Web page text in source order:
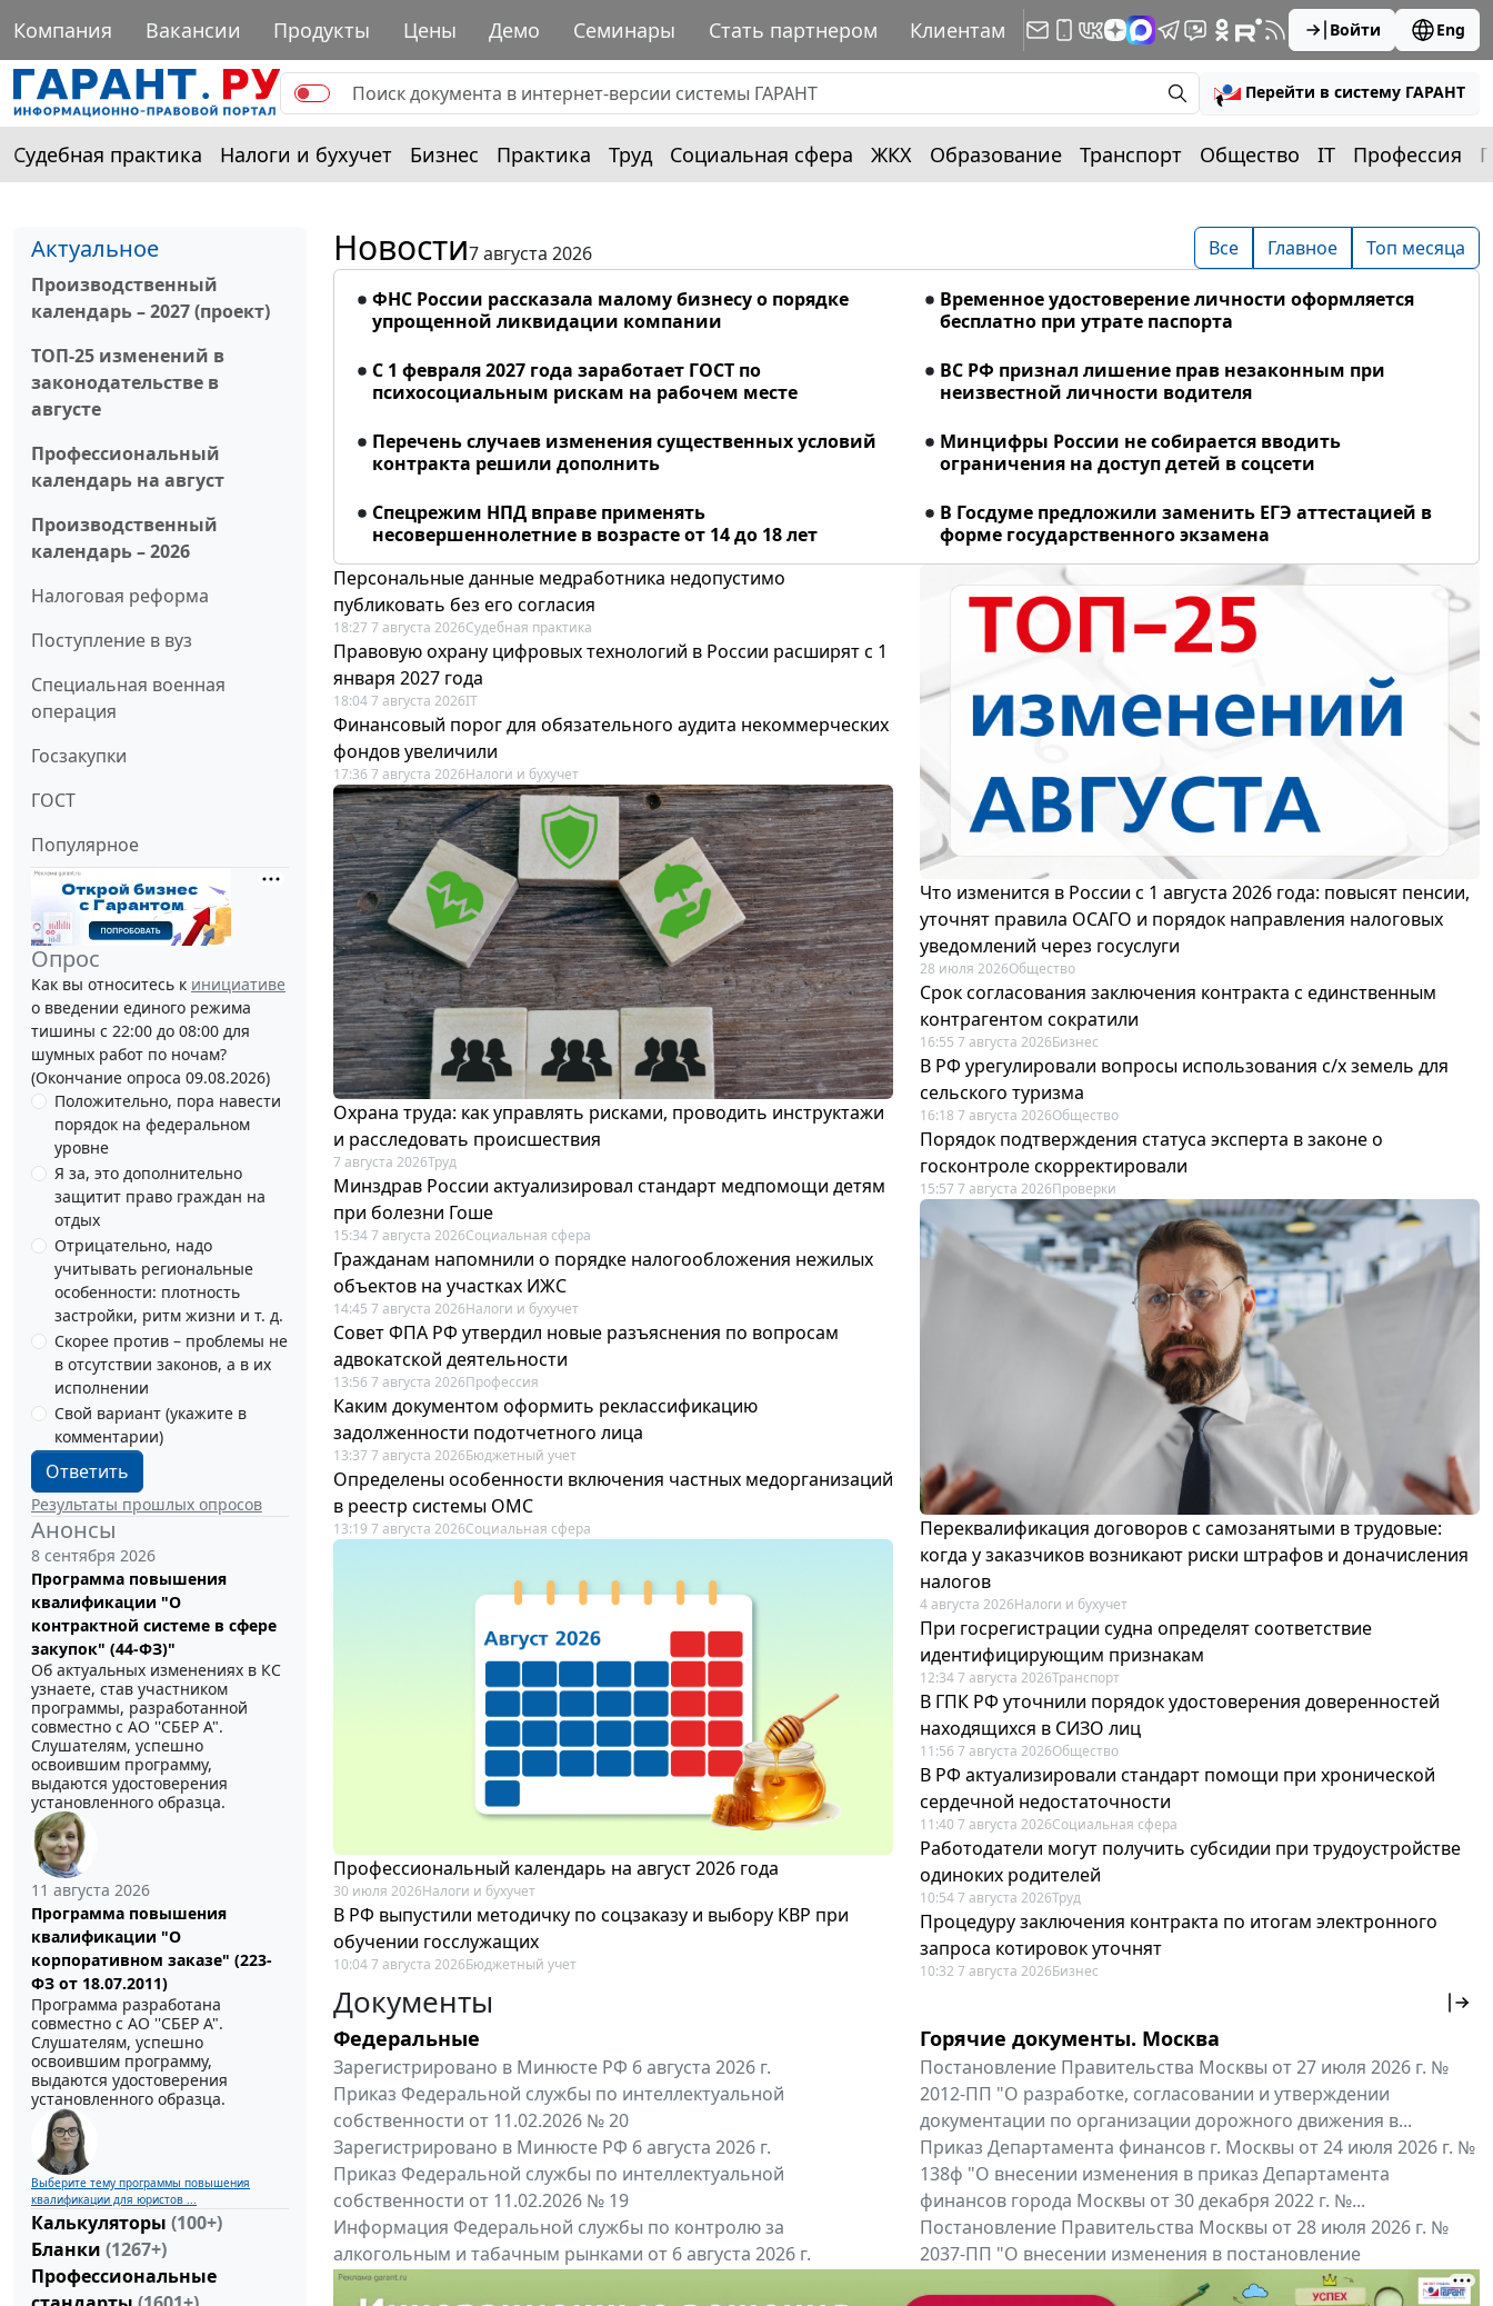
Компания Вакансии Продукты Цены Демо Семинары Стать партнером Клиентам Войти Eng
Перейти в систему ГАРАНТ
Судебная практика Налоги и бухучет Бизнес Практика Труд Социальная сфера ЖКХ Образование Транспорт Общество IT Профессия
Актуальное
Производственный
календарь – 2027 (проект)
ТОП-25 изменений в
законодательстве в
августе
Профессиональный
календарь на август
Производственный
календарь – 2026
Налоговая реформа
Поступление в вуз
Специальная военная
операция
Госзакупки
ГОСТ
Популярное
Опрос
Как вы относитесь к инициативе
о введении единого режима
тишины с 22:00 до 08:00 для
шумных работ по ночам?
(Окончание опроса 09.08.2026)
Положительно, пора навести
порядок на федеральном
уровне
Я за, это дополнительно
защитит право граждан на
отдых
Отрицательно, надо
учитывать региональные
особенности: плотность
застройки, ритм жизни и т. д.
Скорее против – проблемы не
в отсутствии законов, а в их
исполнении
Свой вариант (укажите в
комментарии)
Ответить
Результаты прошлых опросов
Анонсы
8 сентября 2026
Программа повышения
квалификации "О
контрактной системе в сфере
закупок" (44-ФЗ)"
Об актуальных изменениях в КС
узнаете, став участником
программы, разработанной
совместно с АО ''СБЕР А".
Слушателям, успешно
освоившим программу,
выдаются удостоверения
установленного образца.
11 августа 2026
Программа повышения
квалификации "О
корпоративном заказе" (223-
ФЗ от 18.07.2011)
Программа разработана
совместно с АО ''СБЕР А".
Слушателям, успешно
освоившим программу,
выдаются удостоверения
установленного образца.
Выберите тему программы повышения
квалификации для юристов ...
Калькуляторы (100+)
Бланки (1267+)
Профессиональные
Новости7 августа 2026 Все Главное Топ месяца
ФНС России рассказала малому бизнесу о порядке
упрощенной ликвидации компании
Временное удостоверение личности оформляется
бесплатно при утрате паспорта
С 1 февраля 2027 года заработает ГОСТ по
психосоциальным рискам на рабочем месте
ВС РФ признал лишение прав незаконным при
неизвестной личности водителя
Перечень случаев изменения существенных условий
контракта решили дополнить
Минцифры России не собирается вводить
ограничения на доступ детей в соцсети
Спецрежим НПД вправе применять
несовершеннолетние в возрасте от 14 до 18 лет
В Госдуме предложили заменить ЕГЭ аттестацией в
форме государственного экзамена
Персональные данные медработника недопустимо
публиковать без его согласия
18:27 7 августа 2026Судебная практика
Правовую охрану цифровых технологий в России расширят с 1
января 2027 года
18:04 7 августа 2026IT
Финансовый порог для обязательного аудита некоммерческих
фондов увеличили
17:36 7 августа 2026Налоги и бухучет
Охрана труда: как управлять рисками, проводить инструктажи
и расследовать происшествия
7 августа 2026Труд
Минздрав России актуализировал стандарт медпомощи детям
при болезни Гоше
15:34 7 августа 2026Социальная сфера
Гражданам напомнили о порядке налогообложения нежилых
объектов на участках ИЖС
14:45 7 августа 2026Налоги и бухучет
Совет ФПА РФ утвердил новые разъяснения по вопросам
адвокатской деятельности
13:56 7 августа 2026Профессия
Каким документом оформить реклассификацию
задолженности подотчетного лица
13:37 7 августа 2026Бюджетный учет
Определены особенности включения частных медорганизаций
в реестр системы ОМС
13:19 7 августа 2026Социальная сфера
Профессиональный календарь на август 2026 года
30 июля 2026Налоги и бухучет
В РФ выпустили методичку по соцзаказу и выбору КВР при
обучении госслужащих
10:04 7 августа 2026Бюджетный учет
Что изменится в России с 1 августа 2026 года: повысят пенсии,
уточнят правила ОСАГО и порядок направления налоговых
уведомлений через госуслуги
28 июля 2026Общество
Срок согласования заключения контракта с единственным
контрагентом сократили
16:55 7 августа 2026Бизнес
В РФ урегулировали вопросы использования с/х земель для
сельского туризма
16:18 7 августа 2026Общество
Порядок подтверждения статуса эксперта в законе о
госконтроле скорректировали
15:57 7 августа 2026Проверки
Переквалификация договоров с самозанятыми в трудовые:
когда у заказчиков возникают риски штрафов и доначисления
налогов
4 августа 2026Налоги и бухучет
При госрегистрации судна определят соответствие
идентифицирующим признакам
12:34 7 августа 2026Транспорт
В ГПК РФ уточнили порядок удостоверения доверенностей
находящихся в СИЗО лиц
11:56 7 августа 2026Общество
В РФ актуализировали стандарт помощи при хронической
сердечной недостаточности
11:40 7 августа 2026Социальная сфера
Работодатели могут получить субсидии при трудоустройстве
одиноких родителей
10:54 7 августа 2026Труд
Процедуру заключения контракта по итогам электронного
запроса котировок уточнят
10:32 7 августа 2026Бизнес
Документы
Федеральные
Зарегистрировано в Минюсте РФ 6 августа 2026 г.
Приказ Федеральной службы по интеллектуальной
собственности от 11.02.2026 № 20
Зарегистрировано в Минюсте РФ 6 августа 2026 г.
Приказ Федеральной службы по интеллектуальной
собственности от 11.02.2026 № 19
Информация Федеральной службы по контролю за
алкогольным и табачным рынками от 6 августа 2026 г.
"Вниманию производителей и импортёров алкогольной...
Горячие документы. Москва
Постановление Правительства Москвы от 27 июля 2026 г. №
2012-ПП "О разработке, согласовании и утверждении
документации по организации дорожного движения в...
Приказ Департамента финансов г. Москвы от 24 июля 2026 г. №
138ф "О внесении изменения в приказ Департамента
финансов города Москвы от 30 декабря 2022 г. №...
Постановление Правительства Москвы от 28 июля 2026 г. №
2037-ПП "О внесении изменения в постановление
Правительства Москвы от 26 июля 2011 г. № 334-ПП"